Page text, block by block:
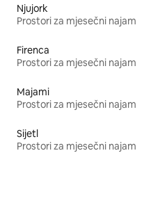
Njujork
Prostori za mjesečni najam
Firenca
Prostori za mjesečni najam
Majami
Prostori za mjesečni najam
Sijetl
Prostori za mjesečni najam